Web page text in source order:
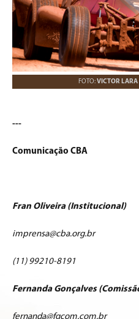
FOTO:VICTOR LARA
---
Comunicação CBA
Fran Oliveira (Institucional)
imprensa@cba.org.br
(11) 99210-8191
Fernanda Gonçalves
fernanda@fgcom.com.br